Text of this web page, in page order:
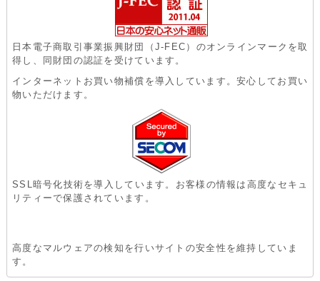
日本電子商取引事業振興財団（J-FEC）のオンラインマークを取
得し、同財団の認証を受けています。
インターネットお買い物補償を導入しています。安心してお買い
物いただけます。
SSL暗号化技術を導入しています。お客様の情報は高度なセキュ
リティーで保護されています。
高度なマルウェアの検知を行いサイトの安全性を維持していま
す。